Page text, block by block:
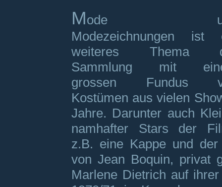
Mode
Modezeichnungen ist
weiteres Thema
Sammlung mit
grossen Fundus
Kostümen aus vielen
Jahre. Darunter auch
namhafter Stars der
z.B. eine Kappe und der
von Jean Boquin, privat
Marlene Dietrich auf